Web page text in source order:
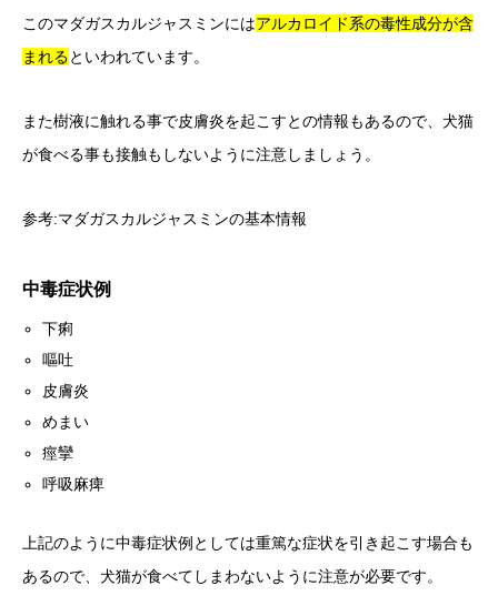
このマダガスカルジャスミンにはアルカロイド系の毒性成分が含
まれるといわれています。
また樹液に触れる事で皮膚炎を起こすとの情報もあるので、犬猫
が食べる事も接触もしないように注意しましょう。
参考:マダガスカルジャスミンの基本情報
中毒症状例
下痢
嘔吐
皮膚炎
めまい
痙攣
呼吸麻痺
上記のように中毒症状例としては重篤な症状を引き起こす場合も
あるので、犬猫が食べてしまわないように注意が必要です。